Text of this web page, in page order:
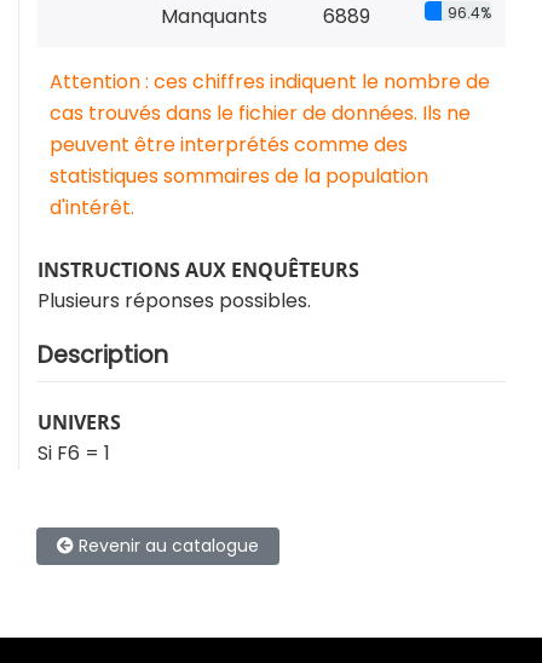
Manquants 6889 96.4%
Attention : ces chiffres indiquent le nombre de
cas trouvés dans le fichier de données. Ils ne
peuvent être interprétés comme des
statistiques sommaires de la population
d'intérêt.
INSTRUCTIONS AUX ENQUÊTEURS
Plusieurs réponses possibles.
Description
UNIVERS
Si F6 = 1
Revenir au catalogue